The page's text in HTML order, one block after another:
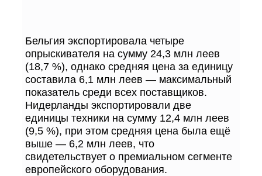
Бельгия экспортировала четыре
опрыскивателя на сумму 24,3 млн леев
(18,7 %), однако средняя цена за единицу
составила 6,1 млн леев — максимальный
показатель среди всех поставщиков.
Нидерланды экспортировали две
единицы техники на сумму 12,4 млн леев
(9,5 %), при этом средняя цена была ещё
выше — 6,2 млн леев, что
свидетельствует о премиальном сегменте
европейского оборудования.